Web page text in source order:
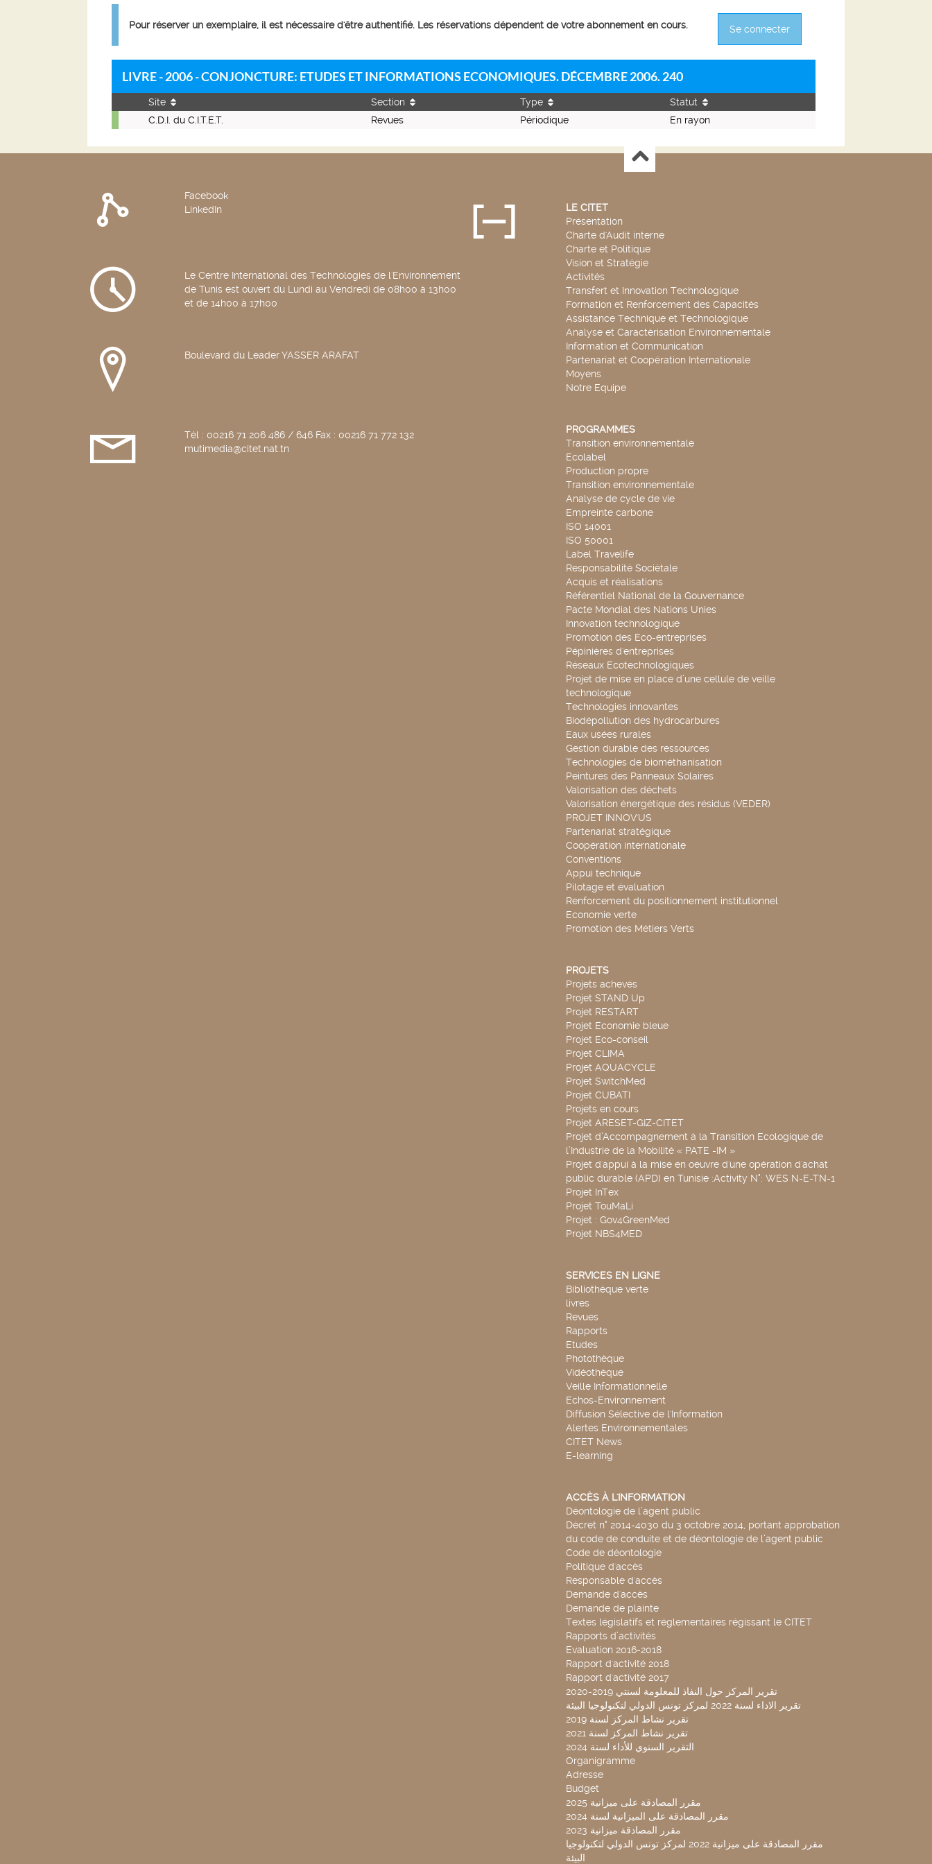
Pour réserver un exemplaire, il est nécessaire d'être authentifié. Les réservations dépendent de votre abonnement en cours. Se connecter
LIVRE - 2006 - CONJONCTURE: ETUDES ET INFORMATIONS ECONOMIQUES. DÉCEMBRE 2006. 240
-
2006
et
Informations
240
Site Section Type
Statut
C.D.I. du C.I.T.E.T.
Revues Périodique En rayon
Facebook
LinkedIn
Le Centre International des Technologies de l'Environnement
de Tunis est ouvert du Lundi au Vendredi de 08h00 à 13h00
et de 14h00 à 17h00
Boulevard du Leader YASSER ARAFAT
Tél : 00216 71 206 486 / 646 Fax : 00216 71 772 132
mutimedia@citet.nat.tn
LE CITET
Présentation
Charte d'Audit interne
Charte et Politique
Vision et Stratégie
Activités
Transfert et Innovation Technologique
Formation et Renforcement des Capacités
Assistance Technique et Technologique
Analyse et Caractérisation Environnementale
Information et Communication
Partenariat et Coopération Internationale
Moyens
Notre Equipe
PROGRAMMES
Transition environnementale
Ecolabel
Production propre
Transition environnementale
Analyse de cycle de vie
Empreinte carbone
ISO 14001
ISO 50001
Label Travelife
Responsabilité Sociétale
Acquis et réalisations
Référentiel National de la Gouvernance
Pacte Mondial des Nations Unies
Innovation technologique
Promotion des Eco-entreprises
Pépinières d'entreprises
Réseaux Ecotechnologiques
Projet de mise en place d’une cellule de veille
technologique
Technologies innovantes
Biodépollution des hydrocarbures
Eaux usées rurales
Gestion durable des ressources
Technologies de biométhanisation
Peintures des Panneaux Solaires
Valorisation des déchets
Valorisation énergétique des résidus (VEDER)
PROJET INNOV'US
Partenariat stratégique
Coopération internationale
Conventions
Appui technique
Pilotage et évaluation
Renforcement du positionnement institutionnel
Economie verte
Promotion des Métiers Verts
PROJETS
Projets achevés
Projet STAND Up
Projet RESTART
Projet Economie bleue
Projet Eco-conseil
Projet CLIMA
Projet AQUACYCLE
Projet SwitchMed
Projet CUBATI
Projets en cours
Projet ARESET-GIZ-CITET
Projet d’Accompagnement à la Transition Ecologique de
l’Industrie de la Mobilité « PATE -IM »
Projet d'appui à la mise en oeuvre d'une opération d'achat
public durable (APD) en Tunisie :Activity N°: WES N-E-TN-1
Projet InTex
Projet TouMaLi
Projet : Gov4GreenMed
Projet NBS4MED
SERVICES EN LIGNE
Bibliothèque verte
livres
Revues
Rapports
Etudes
Photothèque
Vidéothèque
Veille Informationnelle
Echos-Environnement
Diffusion Sélective de l'Information
Alertes Environnementales
CITET News
E-learning
ACCÈS À L'INFORMATION
Déontologie de l’agent public
Décret n° 2014-4030 du 3 octobre 2014, portant approbation
du code de conduite et de déontologie de l’agent public
Code de déontologie
Politique d'accès
Responsable d'accès
Demande d'accès
Demande de plainte
Textes législatifs et réglementaires régissant le CITET
Rapports d’activités
Evaluation 2016-2018
Rapport d'activité 2018
Rapport d'activité 2017
تقرير المركز حول النفاذ للمعلومة لسنتي 2019-2020
تقرير الاداء لسنة 2022 لمركز تونس الدولي لتكنولوجيا البيئة
تقرير نشاط المركز لسنة 2019
تقرير نشاط المركز لسنة 2021
التقرير السنوي للأداء لسنة 2024
Organigramme
Adresse
Budget
2025 مقرر المصادقة على ميزانية
مقرر المصادقة على الميزانية لسنة 2024
مقرر المصادقة ميزانية 2023
مقرر المصادقة على ميزانية 2022 لمركز تونس الدولي لتكنولوجيا
البيئة